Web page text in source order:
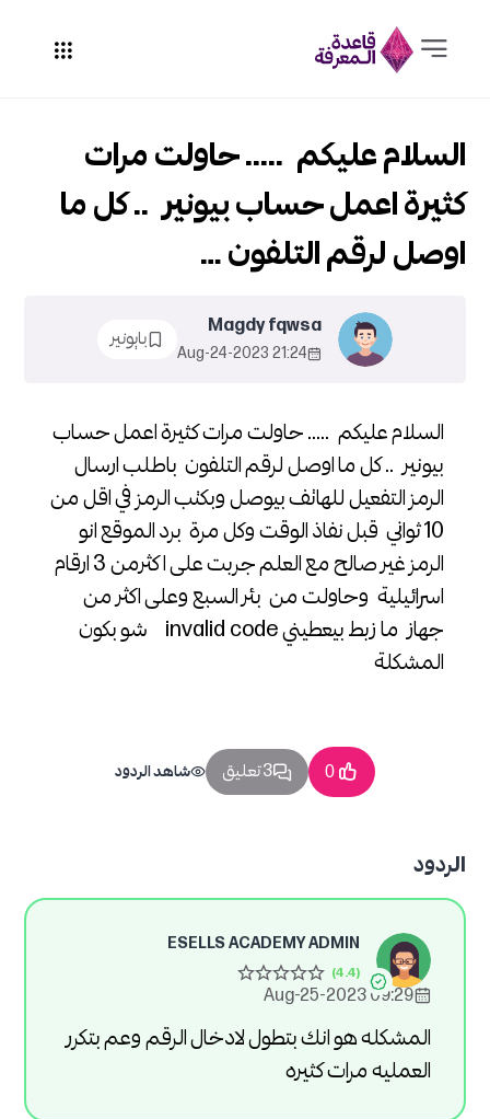
السلام عليكم ..... حاولت مرات كثيرة اعمل حساب
بيونير .. كل ما اوصل لرقم التلفون باطلب ارسال
الرمز التفعيل للهاتف بيوصل وبكتب الرمز في اقل من
10 ثواني قبل نفاذ الوقت وكل مرة برد الموقع انو
الرمز غير صالح مع العلم جربت على ا كثرمن 3 ارقام
اسرائيلية وحاولت من بئر السبع وعلى اكثر من
جهاز ما زبط بيعطيني invalid code شو بكون
المشكلة
السلام عليكم ..... حاولت مرات
كثيرة اعمل حساب بيونير .. كل ما
اوصل لرقم التلفون …
Magdy fqwsa
21:24 2023-Aug-24
بايونير
0 3 تعليق شاهد الردود
الردود
ESELLS ACADEMY ADMIN
09:29 2023-Aug-25
المشكله هو انك بتطول لادخال الرقم وعم بتكرر
العمليه مرات كثيره